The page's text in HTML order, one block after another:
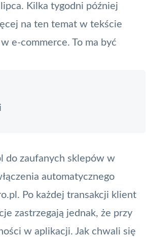
Kilka tygodni później
na ten temat w tekście
e-commerce. To ma być
do zaufanych sklepów w
automatycznego
Po każdej transakcji klient
zastrzegają jednak, że przy
w aplikacji. Jak chwali się